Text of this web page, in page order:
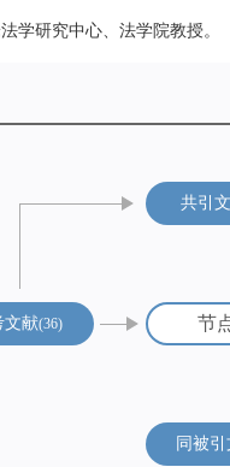
学研究中心、法学院教授。
节
文献 36
共引
同被